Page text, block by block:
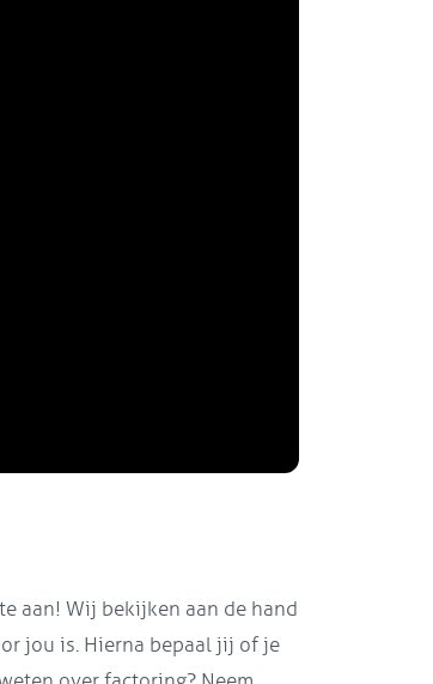
aan! Wij bekijken aan de hand
jou is. Hierna bepaal jij of je